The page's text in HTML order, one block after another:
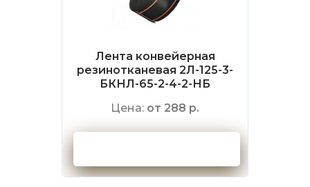
Лента конвейерная
резинотканевая 2Л-125-3-
БКНЛ-65-2-4-2-НБ
Цена: от 288 р.